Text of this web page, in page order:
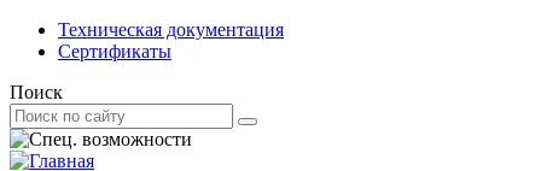
Техническая документация
Сертификаты
Поиск